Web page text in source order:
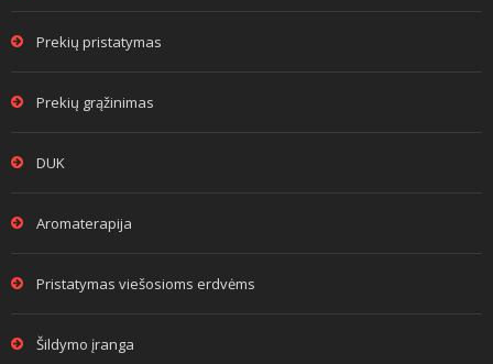
Prekių pristatymas
Prekių grąžinimas
DUK
Aromaterapija
Pristatymas viešosioms erdvėms
Šildymo įranga